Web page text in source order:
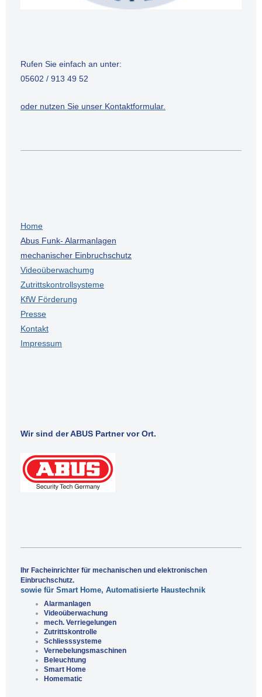
Rufen Sie einfach an unter:
05602 / 913 49 52
oder nutzen Sie unser Kontaktformular.
Home
Abus Funk- Alarmanlagen
mechanischer Einbruchschutz
Videoüberwachumg
Zutrittskontrollsysteme
KfW Förderung
Presse
Kontakt
Impressum
Wir sind der ABUS Partner vor Ort.
Ihr Facheinrichter für mechanischen und elektronischen
Einbruchschutz.
sowie für Smart Home, Automatisierte Haustechnik
Alarmanlagen
Videoüberwachung
mech. Verriegelungen
Zutrittskontrolle
Schliesssysteme
Vernebelungsmaschinen
Beleuchtung
Smart Home
Homematic